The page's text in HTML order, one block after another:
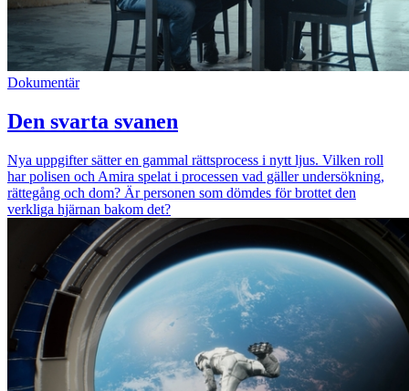
Dokumentär
Den svarta svanen
Nya uppgifter sätter en gammal rättsprocess i nytt ljus. Vilken roll
har polisen och Amira spelat i processen vad gäller undersökning,
rättegång och dom? Är personen som dömdes för brottet den
verkliga hjärnan bakom det?